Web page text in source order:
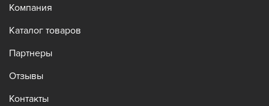
Компания
Каталог товаров
Партнеры
Отзывы
Контакты